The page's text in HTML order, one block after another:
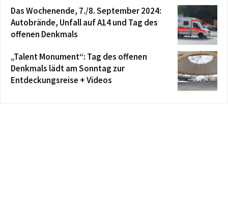
Das Wochenende, 7./8. September 2024:
Autobrände, Unfall auf A14 und Tag des
offenen Denkmals
„Talent Monument“: Tag des offenen
Denkmals lädt am Sonntag zur
Entdeckungsreise + Videos